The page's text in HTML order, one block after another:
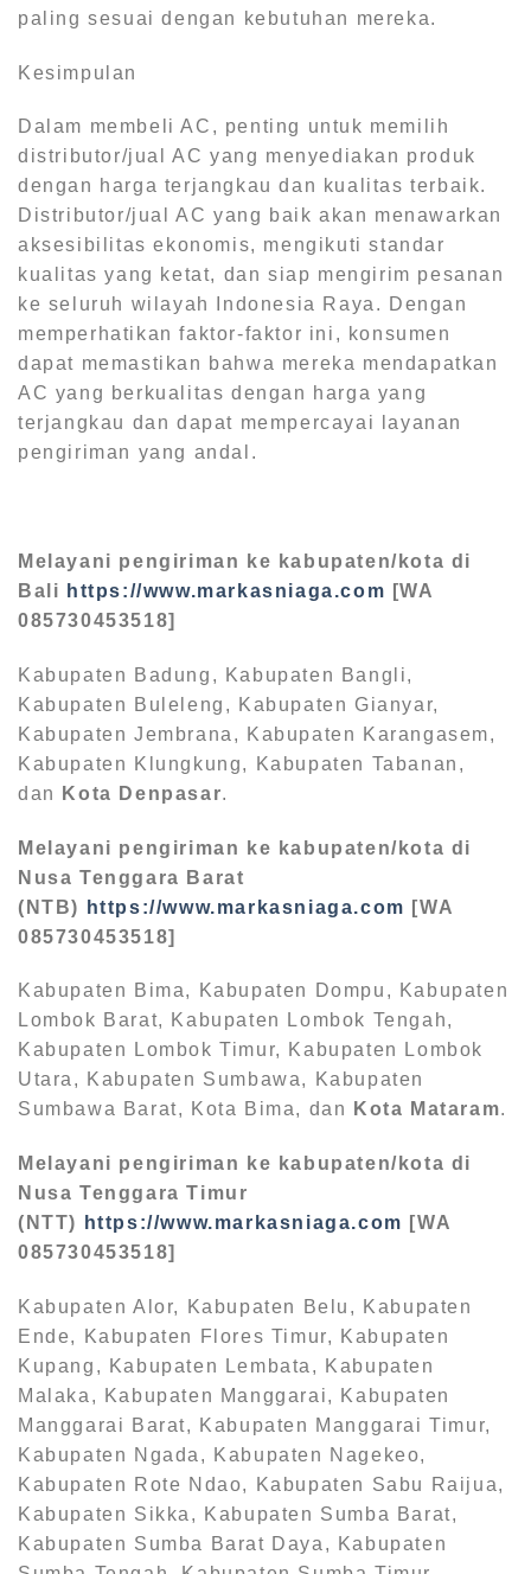
paling sesuai dengan kebutuhan mereka.
Kesimpulan
Dalam membeli AC, penting untuk memilih
distributor/jual AC yang menyediakan produk
dengan harga terjangkau dan kualitas terbaik.
Distributor/jual AC yang baik akan menawarkan
aksesibilitas ekonomis, mengikuti standar
kualitas yang ketat, dan siap mengirim pesanan
ke seluruh wilayah Indonesia Raya. Dengan
memperhatikan faktor-faktor ini, konsumen
dapat memastikan bahwa mereka mendapatkan
AC yang berkualitas dengan harga yang
terjangkau dan dapat mempercayai layanan
pengiriman yang andal.
Melayani pengiriman ke kabupaten/kota di
Bali https://www.markasniaga.com [WA
085730453518]
Kabupaten Badung, Kabupaten Bangli,
Kabupaten Buleleng, Kabupaten Gianyar,
Kabupaten Jembrana, Kabupaten Karangasem,
Kabupaten Klungkung, Kabupaten Tabanan,
dan
Kota Denpasar.
Melayani pengiriman ke kabupaten/kota di
Nusa Tenggara Barat
(NTB)
https://www.markasniaga.com [WA
085730453518]
Kabupaten Bima, Kabupaten Dompu, Kabupaten
Lombok Barat, Kabupaten Lombok Tengah,
Kabupaten Lombok Timur, Kabupaten Lombok
Utara, Kabupaten Sumbawa, Kabupaten
Sumbawa Barat, Kota Bima, dan
Kota Mataram.
Melayani pengiriman ke kabupaten/kota di
Nusa Tenggara Timur
(NTT)
https://www.markasniaga.com [WA
085730453518]
Kabupaten Alor, Kabupaten Belu, Kabupaten
Ende, Kabupaten Flores Timur, Kabupaten
Kupang, Kabupaten Lembata, Kabupaten
Malaka, Kabupaten Manggarai, Kabupaten
Manggarai Barat, Kabupaten Manggarai Timur,
Kabupaten Ngada, Kabupaten Nagekeo,
Kabupaten Rote Ndao, Kabupaten Sabu Raijua,
Kabupaten Sikka, Kabupaten Sumba Barat,
Kabupaten Sumba Barat Daya, Kabupaten